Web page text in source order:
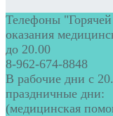
Телефоны
оказания
до 20.00
8-962-674-8848
В рабочие дни с
праздничные дни:
(медицинская